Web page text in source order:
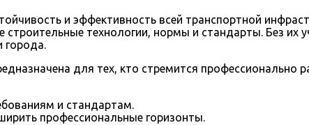
и эффективность всей транспортной
технологии, нормы и стандарты. Без их
города.
для тех, кто стремится профессионально
и стандартам.
профессиональные горизонты.